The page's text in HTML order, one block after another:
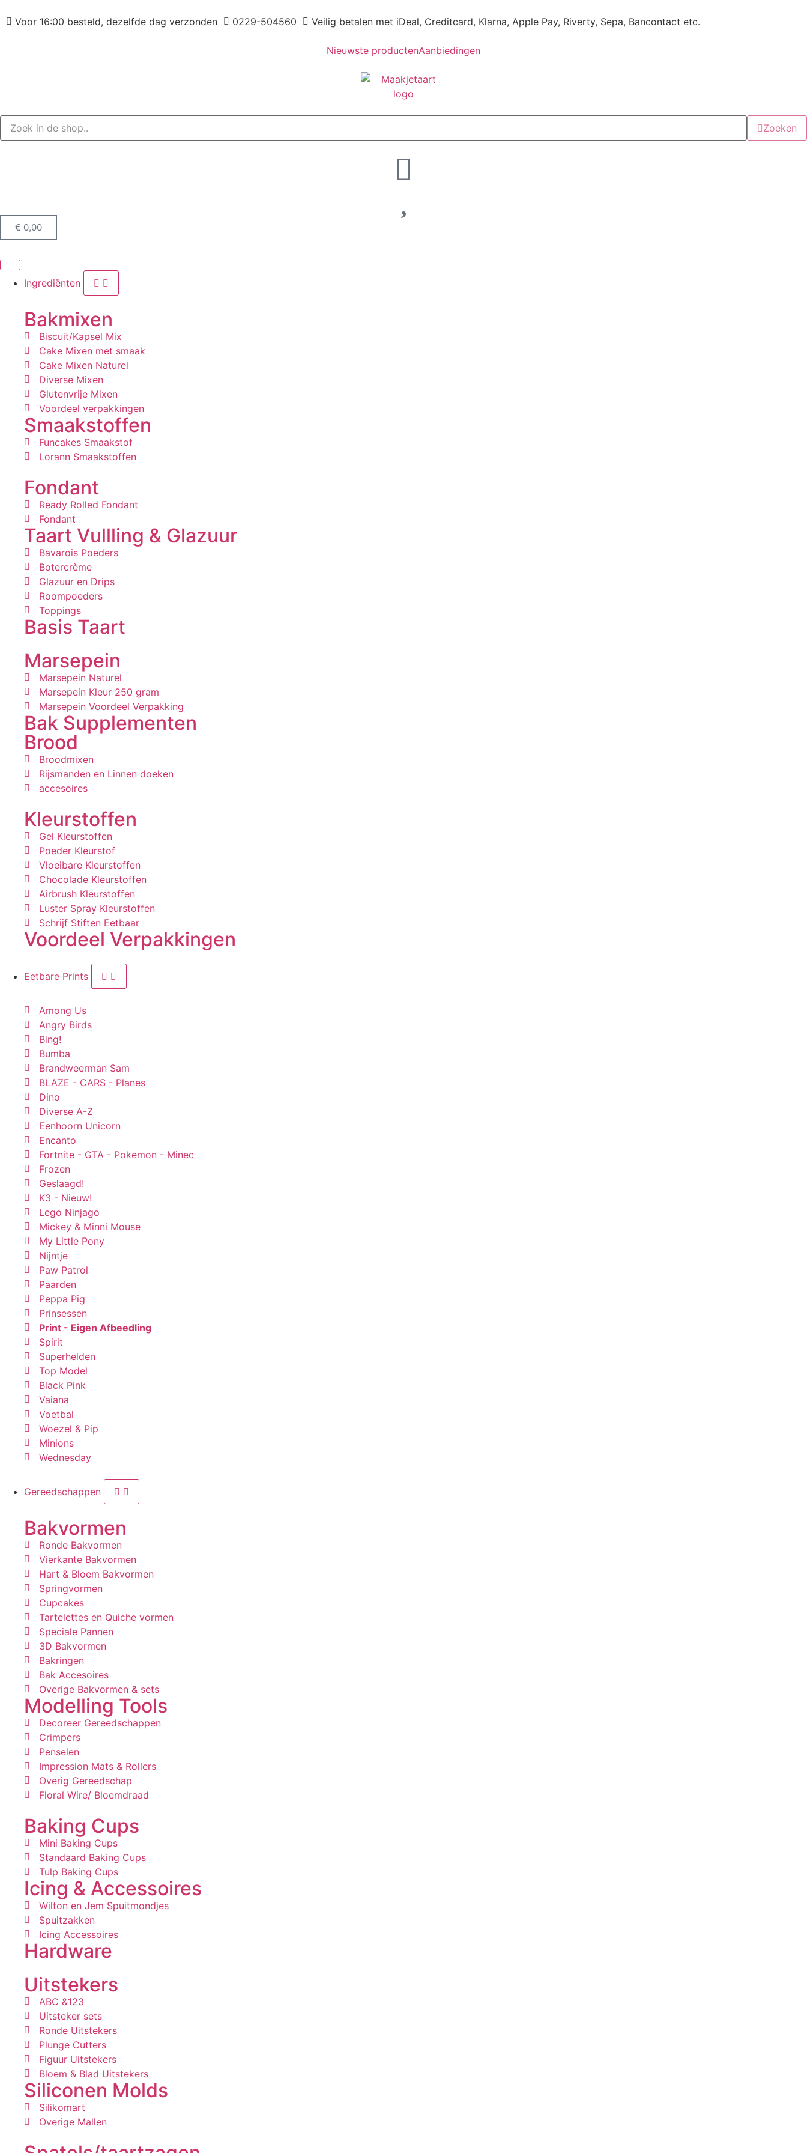
Voor 16:00 besteld, dezelfde dag verzonden 0229-504560 Veilig betalen met iDeal, Creditcard, Klarna, Apple Pay, Riverty, Sepa, Bancontact etc.
Nieuwste productenAanbiedingen
Zoeken
€ 0,00
Ingrediënten
Bakmixen
Biscuit/Kapsel Mix
Cake Mixen met smaak
Cake Mixen Naturel
Diverse Mixen
Glutenvrije Mixen
Voordeel verpakkingen
Smaakstoffen
Funcakes Smaakstof
Lorann Smaakstoffen
Fondant
Ready Rolled Fondant
Fondant
Taart Vullling & Glazuur
Bavarois Poeders
Botercrème
Glazuur en Drips
Roompoeders
Toppings
Basis Taart
Marsepein
Marsepein Naturel
Marsepein Kleur 250 gram
Marsepein Voordeel Verpakking
Bak Supplementen
Brood
Broodmixen
Rijsmanden en Linnen doeken
accesoires
Kleurstoffen
Gel Kleurstoffen
Poeder Kleurstof
Vloeibare Kleurstoffen
Chocolade Kleurstoffen
Airbrush Kleurstoffen
Luster Spray Kleurstoffen
Schrijf Stiften Eetbaar
Voordeel Verpakkingen
Eetbare Prints
Among Us
Angry Birds
Bing!
Bumba
Brandweerman Sam
BLAZE - CARS - Planes
Dino
Diverse A-Z
Eenhoorn Unicorn
Encanto
Fortnite - GTA - Pokemon - Minec
Frozen
Geslaagd!
K3 - Nieuw!
Lego Ninjago
Mickey & Minni Mouse
My Little Pony
Nijntje
Paw Patrol
Paarden
Peppa Pig
Prinsessen
Print - Eigen Afbeedling
Spirit
Superhelden
Top Model
Black Pink
Vaiana
Voetbal
Woezel & Pip
Minions
Wednesday
Gereedschappen
Bakvormen
Ronde Bakvormen
Vierkante Bakvormen
Hart & Bloem Bakvormen
Springvormen
Cupcakes
Tartelettes en Quiche vormen
Speciale Pannen
3D Bakvormen
Bakringen
Bak Accesoires
Overige Bakvormen & sets
Modelling Tools
Decoreer Gereedschappen
Crimpers
Penselen
Impression Mats & Rollers
Overig Gereedschap
Floral Wire/ Bloemdraad
Baking Cups
Mini Baking Cups
Standaard Baking Cups
Tulp Baking Cups
Icing & Accessoires
Wilton en Jem Spuitmondjes
Spuitzakken
Icing Accessoires
Hardware
Uitstekers
ABC &123
Uitsteker sets
Ronde Uitstekers
Plunge Cutters
Figuur Uitstekers
Bloem & Blad Uitstekers
Siliconen Molds
Silikomart
Overige Mallen